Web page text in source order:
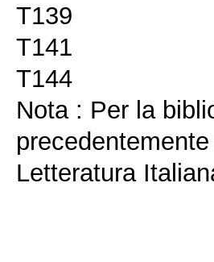
T139
T141
T144
Nota : Per la
Letteratura